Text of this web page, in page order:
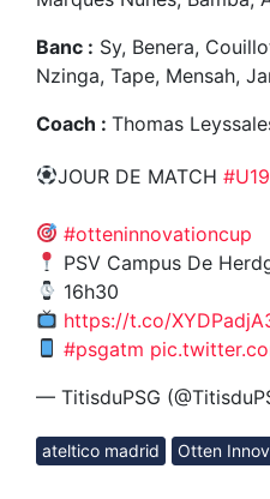
Banc : Sy, Benera,
Nzinga, Tape, Mensah,
Coach : Thomas
JOUR DE MATCH#U19
#otteninnovationcup
PSV Campus De
16h30
https://t.co/
#psgatm
— TitisduPSG
ateltico madrid Otten